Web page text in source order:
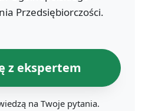
Przedsiębiorczości.
z ekspertem
na Twoje pytania.